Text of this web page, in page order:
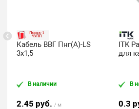
Кабель ВВГ Пнг(А)-LS
3х1,5
В наличии
2.45 руб. / м
ITK
для
В
0.3